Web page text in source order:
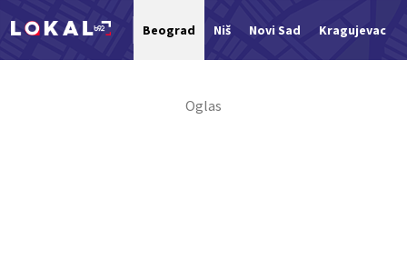
Beograd Niš Novi Sad Kragujevac